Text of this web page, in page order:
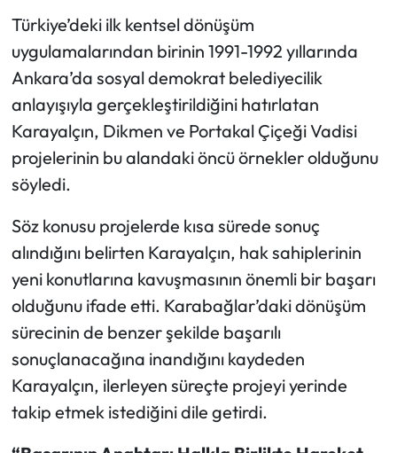
Türkiye’deki ilk kentsel dönüşüm
uygulamalarından birinin 1991-1992 yıllarında
Ankara’da sosyal demokrat belediyecilik
anlayışıyla gerçekleştirildiğini hatırlatan
Karayalçın, Dikmen ve Portakal Çiçeği Vadisi
projelerinin bu alandaki öncü örnekler olduğunu
söyledi.
Söz konusu projelerde kısa sürede sonuç
alındığını belirten Karayalçın, hak sahiplerinin
yeni konutlarına kavuşmasının önemli bir başarı
olduğunu ifade etti. Karabağlar’daki dönüşüm
sürecinin de benzer şekilde başarılı
sonuçlanacağına inandığını kaydeden
Karayalçın, ilerleyen süreçte projeyi yerinde
takip etmek istediğini dile getirdi.